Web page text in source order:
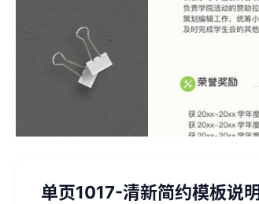
单页1017-清新简约模板说明